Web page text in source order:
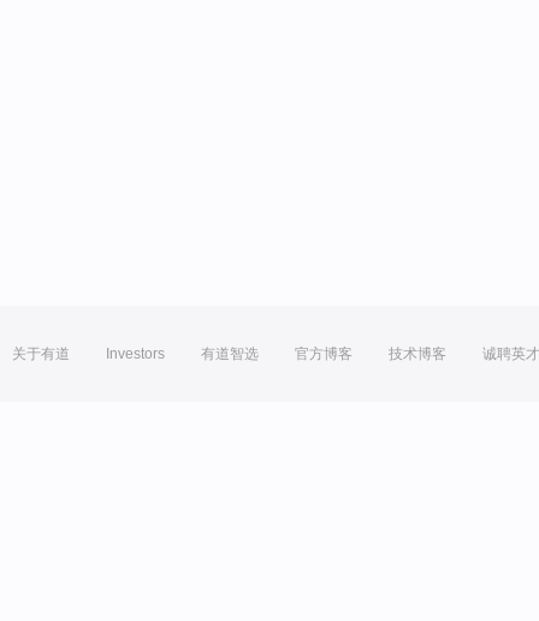
关于有道 Investors 有道智选 官方博客 技术博客 诚聘英才